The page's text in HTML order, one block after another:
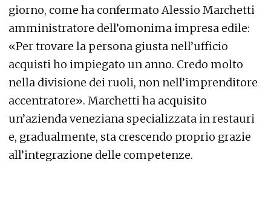
giorno, come ha confermato Alessio Marchetti
amministratore dell’omonima impresa edile:
«Per trovare la persona giusta nell’ufficio
acquisti ho impiegato un anno. Credo molto
nella divisione dei ruoli, non nell’imprenditore
accentratore». Marchetti ha acquisito
un’azienda veneziana specializzata in restauri
e, gradualmente, sta crescendo proprio grazie
all’integrazione delle competenze.